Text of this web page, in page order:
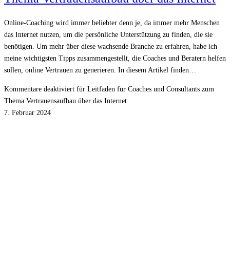
Online-Coaching wird immer beliebter denn je, da immer mehr Menschen
das Internet nutzen, um die persönliche Unterstützung zu finden, die sie
benötigen. Um mehr über diese wachsende Branche zu erfahren, habe ich
meine wichtigsten Tipps zusammengestellt, die Coaches und Beratern helfen
sollen, online Vertrauen zu generieren. In diesem Artikel finden…
Kommentare deaktiviert für Leitfaden für Coaches und Consultants zum
Thema Vertrauensaufbau über das Internet
7. Februar 2024